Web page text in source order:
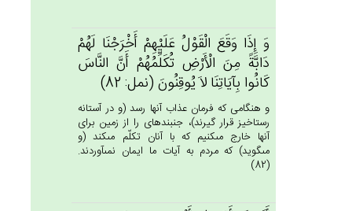
وَ إِذَا وَقَع‌َ الْقَوْل‌ُ عَلَيْهِم‌ْ أَخْرَجْنَا لَهُم‌ْ
دَابَّة‌ً مِن‌َ الْأَرْض‌ِ تُكَلِّمُهُم‌ْ أَن‌َّ النَّاس‌َ
كَانُوا بِآيَاتِنَا لاَ يُوقِنُون‌َ (نمل: 82)
و هنگامى كه فرمان عذاب آنها رسد (و در آستانه
رستاخيز قرار گيرند)، جنبنده‏اى را از زمين براى
آنها خارج مى‏كنيم كه با آنان تكلّم مى‏كند (و
مى‏گويد) كه مردم به آيات ما ايمان نمى‏آوردند.
(82)